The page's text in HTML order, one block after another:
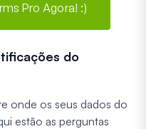
Pro Agora! :)
do
onde os seus dados do
estão as perguntas